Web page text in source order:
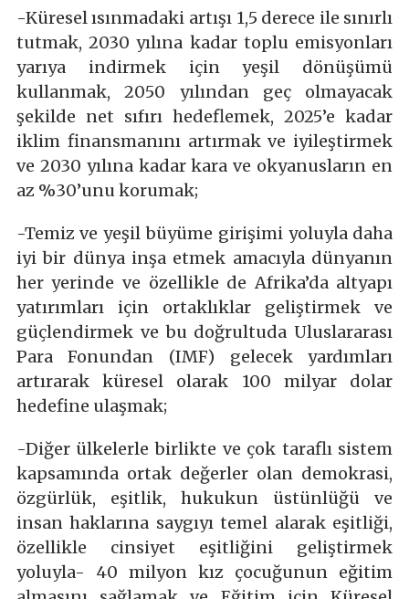
-Küresel ısınmadaki artışı 1,5 derece ile sınırlı
tutmak, 2030 yılına kadar toplu emisyonları
yarıya indirmek için yeşil dönüşümü
kullanmak, 2050 yılından geç olmayacak
şekilde net sıfırı hedeflemek, 2025’e kadar
iklim finansmanını artırmak ve iyileştirmek
ve 2030 yılına kadar kara ve okyanusların en
az %30’unu korumak;
-Temiz ve yeşil büyüme girişimi yoluyla daha
iyi bir dünya inşa etmek amacıyla dünyanın
her yerinde ve özellikle de Afrika’da altyapı
yatırımları için ortaklıklar geliştirmek ve
güçlendirmek ve bu doğrultuda Uluslararası
Para Fonundan (IMF) gelecek yardımları
artırarak küresel olarak 100 milyar dolar
hedefine ulaşmak;
-Diğer ülkelerle birlikte ve çok taraflı sistem
kapsamında ortak değerler olan demokrasi,
özgürlük, eşitlik, hukukun üstünlüğü ve
insan haklarına saygıyı temel alarak eşitliği,
özellikle cinsiyet eşitliğini geliştirmek
yoluyla- 40 milyon kız çocuğunun eğitim